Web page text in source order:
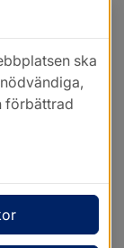
ska
förbättrad